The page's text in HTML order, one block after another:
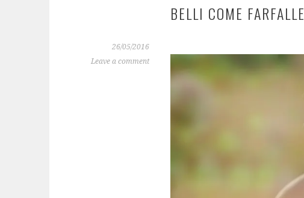
BELLI COME FARFALLE
26/05/2016
Leave a comment